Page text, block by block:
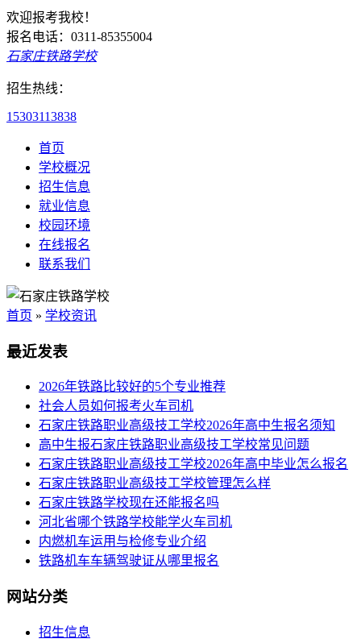
欢迎报考我校！
报名电话：0311-85355004
石家庄铁路学校
招生热线：
15303113838
首页
学校概况
招生信息
就业信息
校园环境
在线报名
联系我们
首页 » 学校资讯
最近发表
2026年铁路比较好的5个专业推荐
社会人员如何报考火车司机
​石家庄铁路职业高级技工学校2026年高中生报名须知
高中生报石家庄铁路职业高级技工学校常见问题
石家庄铁路职业高级技工学校2026年高中毕业怎么报名
石家庄铁路职业高级技工学校管理怎么样
石家庄铁路学校现在还能报名吗
河北省哪个铁路学校能学火车司机
内燃机车运用与检修专业介绍
铁路机车车辆驾驶证从哪里报名
网站分类
招生信息